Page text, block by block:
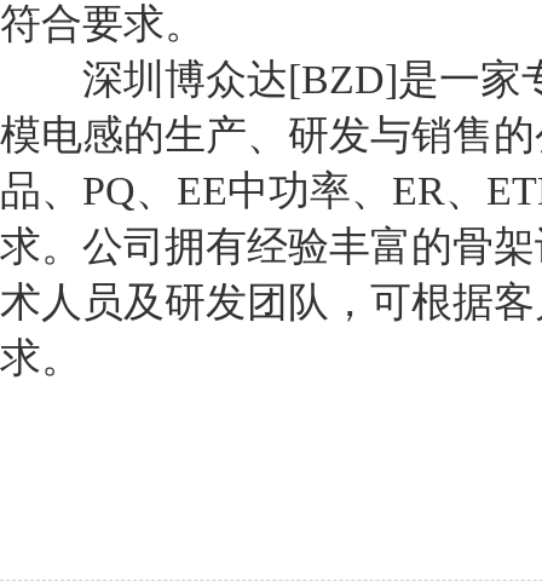
符合要求。
深圳博众达[BZD]是一家
模电感的生产、研发与销售
品、PQ、EE中功率、ER、
求。公司拥有经验丰富的骨
术人员及研发团队，可根据
求。